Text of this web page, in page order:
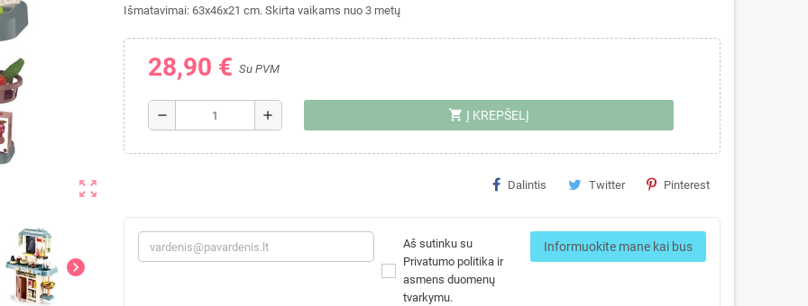
zoom_out_map
chevron_right
Išmatavimai: 63x46x21 cm. Skirta vaikams nuo 3 metų
28,90 € Su PVM
remove add shopping_cart Į KREPŠELĮ
Dalintis Twitter Pinterest
Aš sutinku su
Privatumo politika ir
asmens duomenų
tvarkymu.
Informuokite mane kai bus